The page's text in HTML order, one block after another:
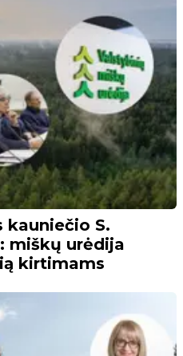
kauniečio S.
miškų urėdija
kirtimams